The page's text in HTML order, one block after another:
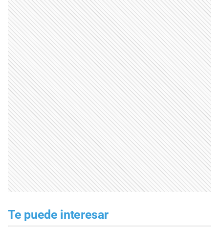
Te puede interesar